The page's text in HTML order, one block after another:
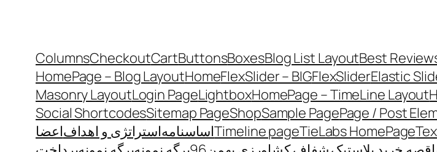
Best
Blog List Layout
Boxes
Buttons
Cart
Checkout
Columns
Elastic
FlexSlider
FlexSlider – BIG
Home
HomePage – Blog Layout
HomePage – TimeLine Layout
Lightbox
Login Page
Masonry Layout
Page / Post
Sample Page
Shop
Sitemap Page
Social Shortcodes
TieLabs HomePage
Timeline pageاساسنامهاستراتژی و اهدافاعضا